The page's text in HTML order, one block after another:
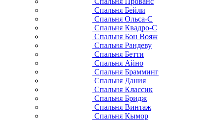
Спальня Бейли
Спальня Ольса-С
Спальня Квадро-С
Спальня Бон Вояж
Спальня Рандеву
Спальня Бетти
Спальня Айно
Спальня Брамминг
Спальня Дания
Спальня Классик
Спальня Бридж
Спальня Винтаж
Спальня Кымор